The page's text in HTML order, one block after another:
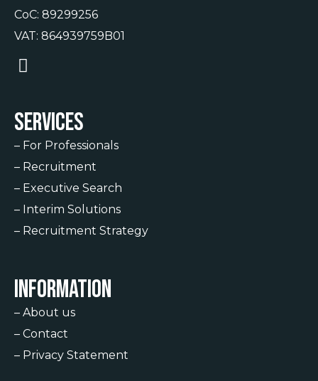
CoC: 89299256
VAT: 864939759B01
Services
– For Professionals
– Recruitment
– Executive Search
– Interim Solutions
– Recruitment Strategy
Information
– About us
– Contact
– Privacy Statement